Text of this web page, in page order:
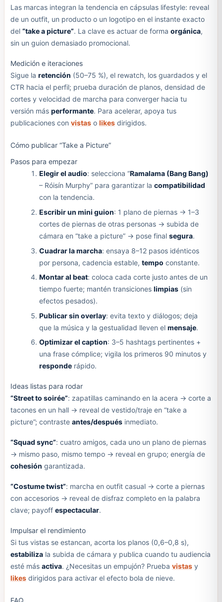
Las marcas integran la tendencia en cápsulas lifestyle: reveal
de un outfit, un producto o un logotipo en el instante exacto
del “take a picture”. La clave es actuar de forma orgánica,
sin un guion demasiado promocional.
Medición e iteraciones
Sigue la retención (50–75 %), el rewatch, los guardados y el
CTR hacia el perfil; prueba duración de planos, densidad de
cortes y velocidad de marcha para converger hacia tu
versión más performante. Para acelerar, apoya tus
publicaciones con vistaso likesdirigidos.
Cómo publicar “Take a Picture”
Pasos para empezar
Elegir el audio: selecciona “Ramalama (Bang Bang)
– Róisín Murphy” para garantizar la compatibilidad
con la tendencia.
Escribir un mini guion: 1 plano de piernas → 1–3
cortes de piernas de otras personas → subida de
cámara en “take a picture” → pose final segura.
Cuadrar la marcha: ensaya 8–12 pasos idénticos
por persona, cadencia estable, tempo constante.
Montar al beat: coloca cada corte justo antes de un
tiempo fuerte; mantén transiciones limpias (sin
efectos pesados).
Publicar sin overlay: evita texto y diálogos; deja
que la música y la gestualidad lleven el mensaje.
Optimizar el caption: 3–5 hashtags pertinentes +
una frase cómplice; vigila los primeros 90 minutos y
responde rápido.
Ideas listas para rodar
“Street to soirée”: zapatillas caminando en la acera → corte a
tacones en un hall → reveal de vestido/traje en “take a
picture”; contraste antes/despuésinmediato.
“Squad sync”: cuatro amigos, cada uno un plano de piernas
→ mismo paso, mismo tempo → reveal en grupo; energía de
cohesión garantizada.
“Costume twist”: marcha en outfit casual → corte a piernas
con accesorios → reveal de disfraz completo en la palabra
clave; payoff espectacular.
Impulsar el rendimiento
Si tus vistas se estancan, acorta los planos (0,6–0,8 s),
estabilizala subida de cámara y publica cuando tu audiencia
esté más activa. ¿Necesitas un empujón? Prueba vistasy
likesdirigidos para activar el efecto bola de nieve.
FAQ